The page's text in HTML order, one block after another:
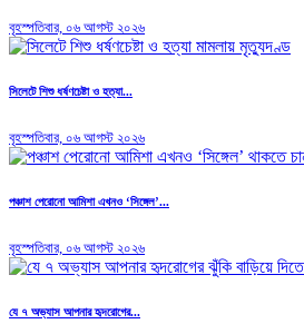
বৃহস্পতিবার, ০৬ আগস্ট ২০২৬
সিলেটে শিশু ধর্ষণচেষ্টা ও হত্যা...
বৃহস্পতিবার, ০৬ আগস্ট ২০২৬
পঞ্চাশ পেরোনো আমিশা এখনও ‘সিঙ্গেল’...
বৃহস্পতিবার, ০৬ আগস্ট ২০২৬
যে ৭ অভ্যাস আপনার হৃদরোগের...